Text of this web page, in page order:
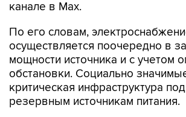
канале в Max.
По его словам,
осуществляется поочередно в
мощности источника и с учетом
обстановки. Социально
критическая инфраструктура
резервным источникам питания.